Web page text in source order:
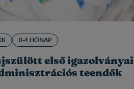
0-4 HÓNAP
első igazolványai
teendők